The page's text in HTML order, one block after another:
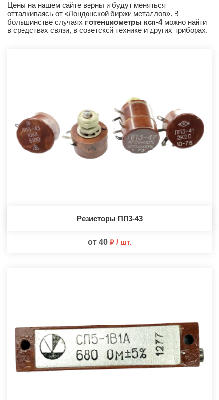
Цены на нашем сайте верны и будут меняться
отталкиваясь от «Лондонской биржи металлов». В
большинстве случаях потенциометры ксп-4можно найти
в средствах связи, в советской технике и других приборах.
Резисторы ПП3-43
от 40 шт